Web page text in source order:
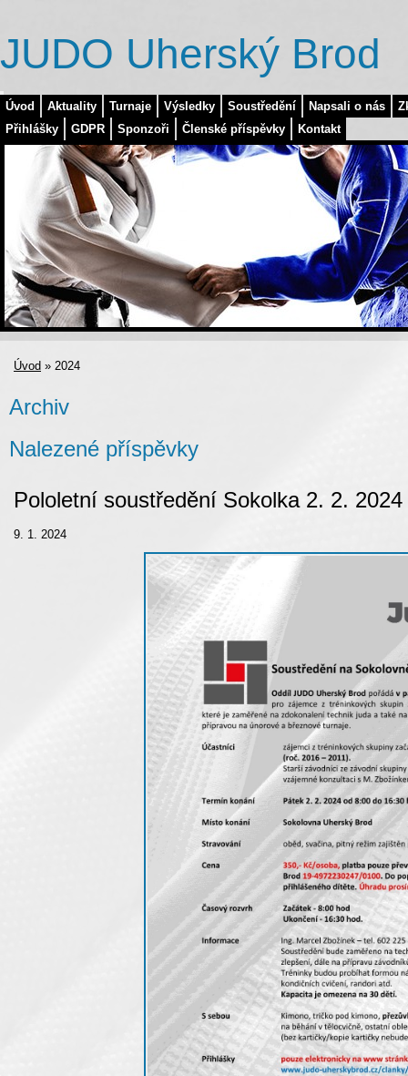
Úvod Aktuality Turnaje Výsledky Soustředění Napsali o nás
Přihlášky
GDPR Sponzoři Členské příspěvky Kontakt
JUDO Uherský Brod
Úvod » 2024
Archiv
Nalezené příspěvky
Pololetní soustředění Sokolka 2. 2. 2024
9. 1. 2024